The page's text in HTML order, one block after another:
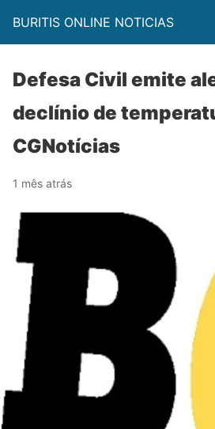
BURITIS ONLINE NOTICIAS
Defesa Civil emite
declínio de
CGNotícias
1 mês atrás